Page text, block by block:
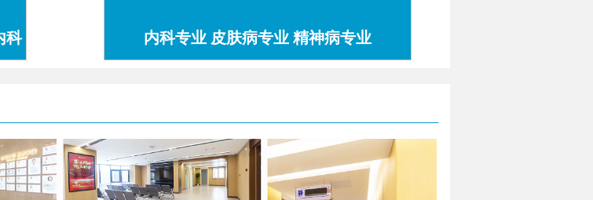
科 内科专业 皮肤病专业 精神病专业